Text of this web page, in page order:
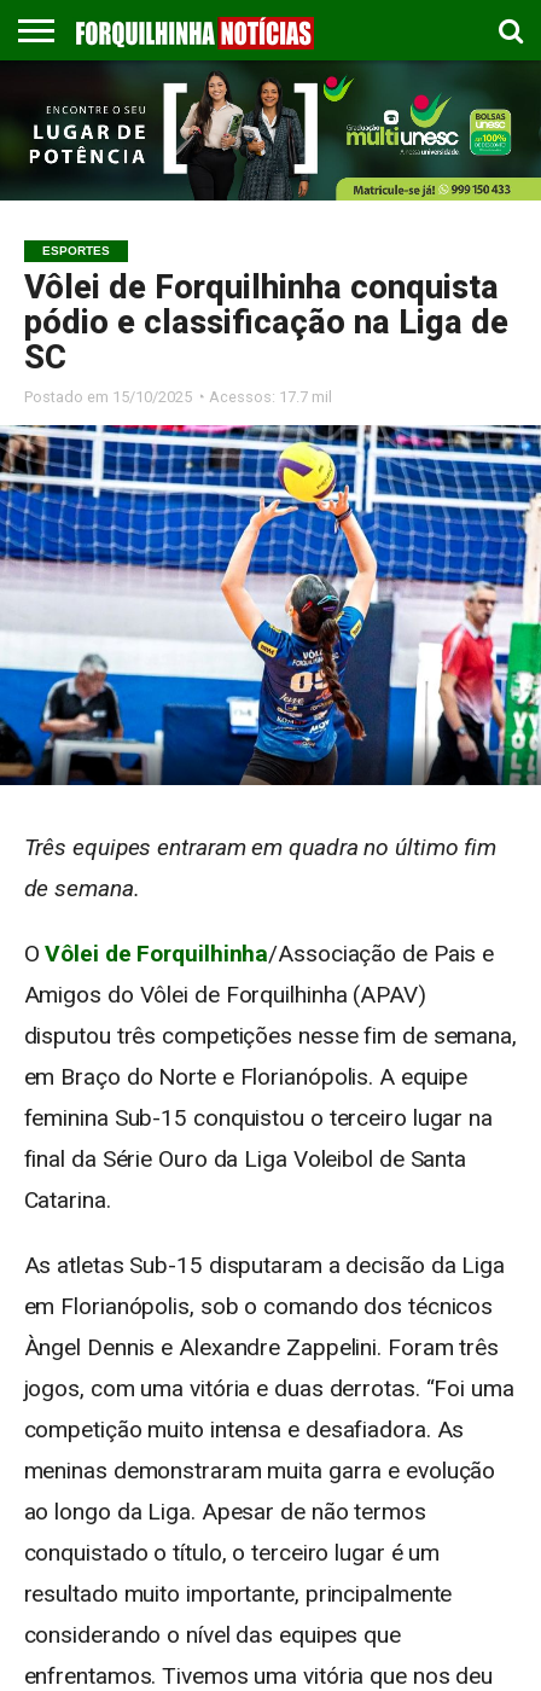
EMPREGOS
ESPORTES
PUBLICAÇÃO
LEGAL
GASTRONOMIA
CONTATO
ESPORTES
Vôlei de Forquilhinha conquista
pódio e classificação na Liga de
SC
Postado em 15/10/2025 ◔ Acessos: 17.7 mil
Três equipes entraram em quadra no último fim
de semana.
O Vôlei de Forquilhinha/Associação de Pais e
Amigos do Vôlei de Forquilhinha (APAV)
disputou três competições nesse fim de semana,
em Braço do Norte e Florianópolis. A equipe
feminina Sub-15 conquistou o terceiro lugar na
final da Série Ouro da Liga Voleibol de Santa
Catarina.
As atletas Sub-15 disputaram a decisão da Liga
em Florianópolis, sob o comando dos técnicos
Àngel Dennis e Alexandre Zappelini. Foram três
jogos, com uma vitória e duas derrotas. “Foi uma
competição muito intensa e desafiadora. As
meninas demonstraram muita garra e evolução
ao longo da Liga. Apesar de não termos
conquistado o título, o terceiro lugar é um
resultado muito importante, principalmente
considerando o nível das equipes que
enfrentamos. Tivemos uma vitória que nos deu